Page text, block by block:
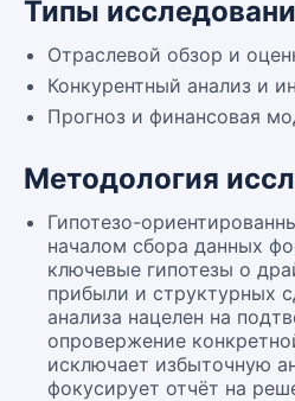
Типы
Отраслевой обзор и
Конкурентный анализ и
Прогноз и финансовая
Методология
Гипотезо-
началом сбора данных
ключевые гипотезы о
прибыли и структурных
анализа нацелен на
опровержение
исключает избыточную
фокусирует отчёт на